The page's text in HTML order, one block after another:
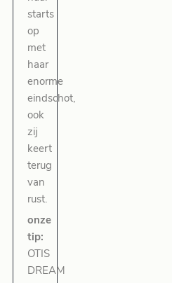
starts
op
met
haar
enorme
eindschot,
ook
zij
keert
terug
van
rust.
onze
tip:
OTIS
DREAM